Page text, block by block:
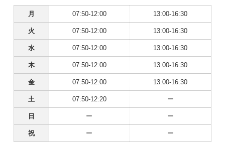
月 07:50-12:00 13:00-16:30
火 07:50-12:00 13:00-16:30
水 07:50-12:00 13:00-16:30
木 07:50-12:00 13:00-16:30
金 07:50-12:00 13:00-16:30
土 07:50-12:20 ー
日 ー ー
祝 ー ー